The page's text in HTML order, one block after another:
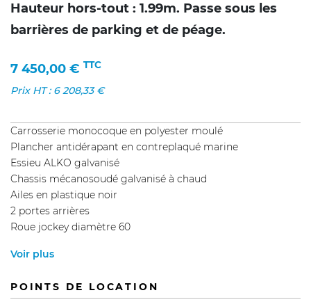
Hauteur hors-tout : 1.99m. Passe sous les
barrières de parking et de péage.
7 450,00 € TTC
Prix HT :6 208,33€
Carrosserie monocoque en polyester moulé
Plancher antidérapant en contreplaqué marine
Essieu ALKO galvanisé
Chassis mécanosoudé galvanisé à chaud
Ailes en plastique noir
2 portes arrières
Roue jockey diamètre 60
Voir plus
POINTS DE LOCATION